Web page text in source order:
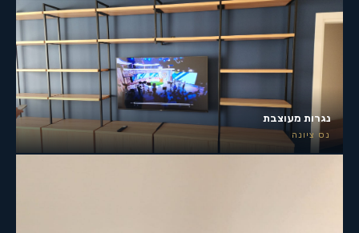
נגרות מעוצבת
נס ציונה